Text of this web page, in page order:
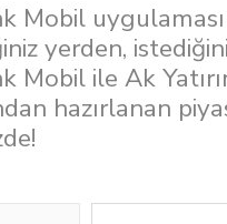
Mobil
yerden,
Mobil ile Ak
hazırlanan